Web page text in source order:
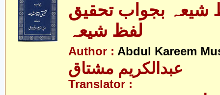
شیعہ بجواب تحقیق
لفظ شیعہ
Author : Abdul Kareem
عبدالکریم مشتاق
Translator :